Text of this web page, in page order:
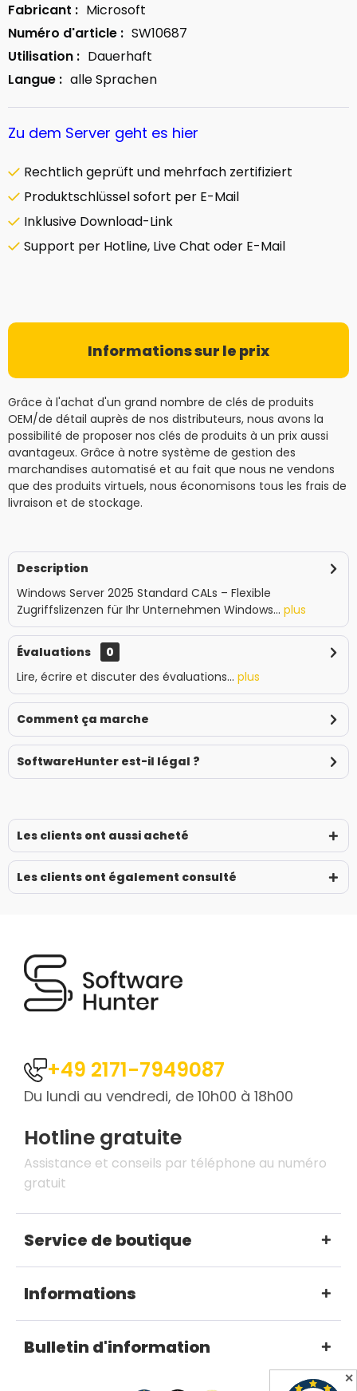
Fabricant : Microsoft
Numéro d'article : SW10687
Utilisation : Dauerhaft
Langue : alle Sprachen
Zu dem Server geht es hier
Rechtlich geprüft und mehrfach zertifiziert
Produktschlüssel sofort per E-Mail
Inklusive Download-Link
Support per Hotline, Live Chat oder E-Mail
Informations sur le prix
Grâce à l'achat d'un grand nombre de clés de produits
OEM/de détail auprès de nos distributeurs, nous avons la
possibilité de proposer nos clés de produits à un prix aussi
avantageux. Grâce à notre système de gestion des
marchandises automatisé et au fait que nous ne vendons
que des produits virtuels, nous économisons tous les frais de
livraison et de stockage.
Description
Windows Server 2025 Standard CALs – Flexible
Zugriffslizenzen für Ihr Unternehmen Windows... plus
Évaluations
0
Lire, écrire et discuter des évaluations... plus
Comment ça marche
SoftwareHunter est-il légal ?
Les clients ont aussi acheté
Les clients ont également consulté
✕
+49 2171-7949087
Du lundi au vendredi, de 10h00 à 18h00
Hotline gratuite
Assistance et conseils par téléphone au numéro
gratuit
Service de boutique
Informations
Bulletin d'information